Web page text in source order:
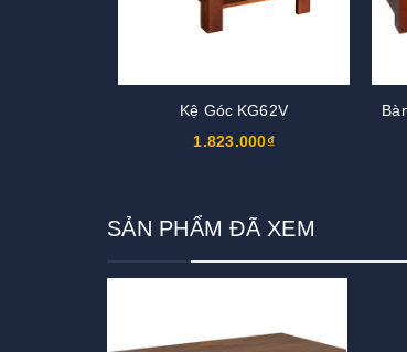
Kệ Góc KG62V
1.823.000₫
SẢN PHẨM ĐÃ XEM